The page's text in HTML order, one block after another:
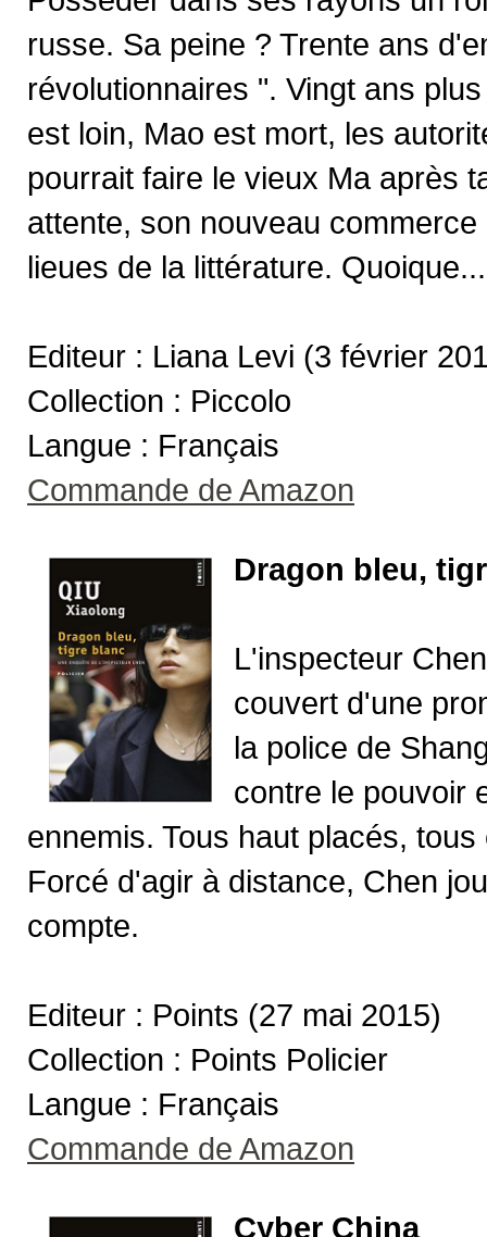
russe. Sa peine ? Trente ans
révolutionnaires ". Vingt ans
est loin, Mao est mort, les
pourrait faire le vieux Ma après
attente, son nouveau
lieues de la littérature. Quoique...
Editeur : Liana Levi (3 février
Collection : Piccolo
Langue : Français
Commande de Amazon
Dragon bleu,
L'inspecteur
couvert d'une
la police de
contre le pouvoir
ennemis. Tous haut placés,
Forcé d'agir à distance, Chen
compte.
Editeur : Points (27 mai 2015)
Collection : Points Policier
Langue : Français
Commande de Amazon
Cyber China